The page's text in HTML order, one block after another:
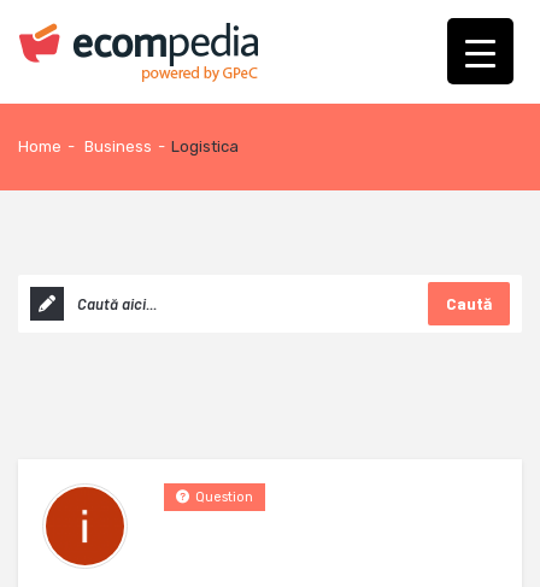
Home - Business - Logistica
Caută
Question